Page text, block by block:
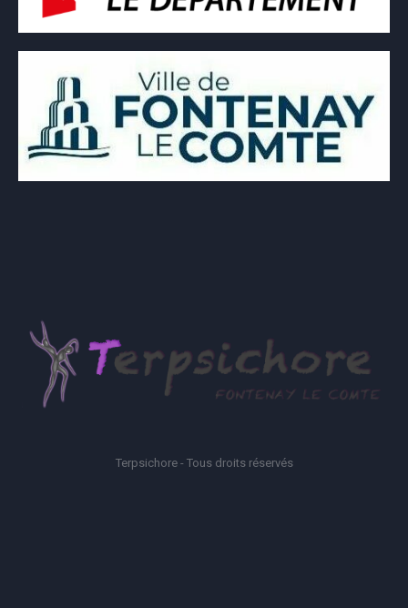
Terpsichore - Tous droits réservés